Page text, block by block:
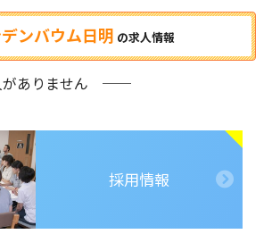
ンバウム日明 の求人情報
ありません ──
採用情報